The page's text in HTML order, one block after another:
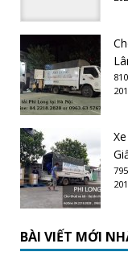
BÀI VIẾT MỚI